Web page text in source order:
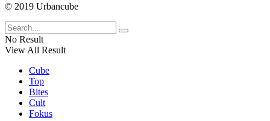
© 2019 Urbancube
No Result
View All Result
Cube
Top
Bites
Cult
Fokus